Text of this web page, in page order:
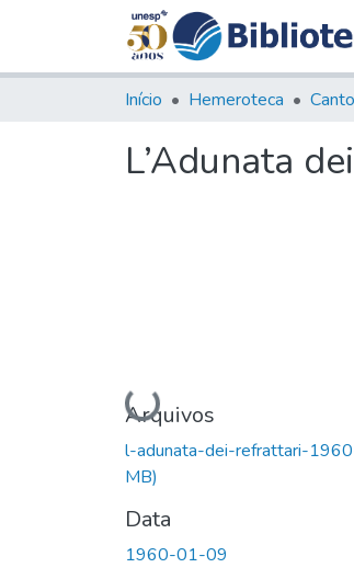
Início Hemeroteca
L’Adunata
Carregando...
Arquivos
l-adunata-dei-refrattari-
MB)
Data
1960-01-09